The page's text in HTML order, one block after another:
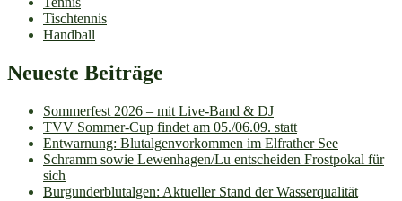
Tischtennis
Handball
Neueste Beiträge
Sommerfest 2026 – mit Live-Band & DJ
TVV Sommer-Cup findet am 05./06.09. statt
Entwarnung: Blutalgenvorkommen im Elfrather See
Schramm sowie Lewenhagen/Lu entscheiden Frostpokal für
sich
Burgunderblutalgen: Aktueller Stand der Wasserqualität